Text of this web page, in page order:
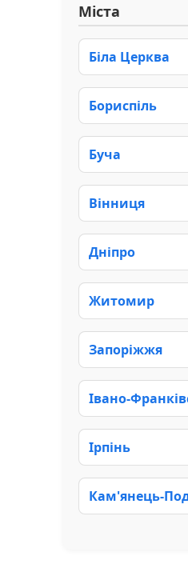
Міста
Біла Церква
Бориспіль
Буча
Вінниця
Дніпро
Житомир
Запоріжжя
Івано-
Ірпінь
Кам'янець-